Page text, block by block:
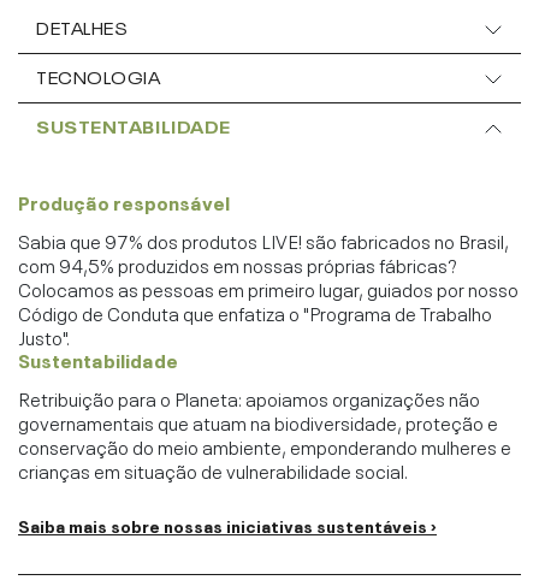
DETALHES
TECNOLOGIA
SUSTENTABILIDADE
Produção responsável
Sabia que 97% dos produtos LIVE! são fabricados no Brasil,
com 94,5% produzidos em nossas próprias fábricas?
Colocamos as pessoas em primeiro lugar, guiados por nosso
Código de Conduta que enfatiza o "Programa de Trabalho
Justo".
Sustentabilidade
Retribuição para o Planeta: apoiamos organizações não
governamentais que atuam na biodiversidade, proteção e
conservação do meio ambiente, emponderando mulheres e
crianças em situação de vulnerabilidade social.
Saiba mais sobre nossas iniciativas sustentáveis ›